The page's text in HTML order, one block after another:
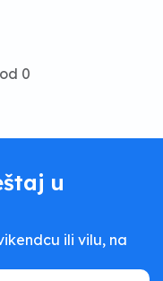
0
u
ili vilu, na